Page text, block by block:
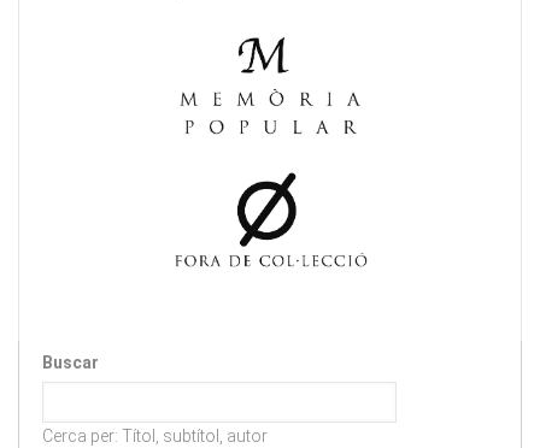
Buscar
Cerca per: Títol, subtítol, autor